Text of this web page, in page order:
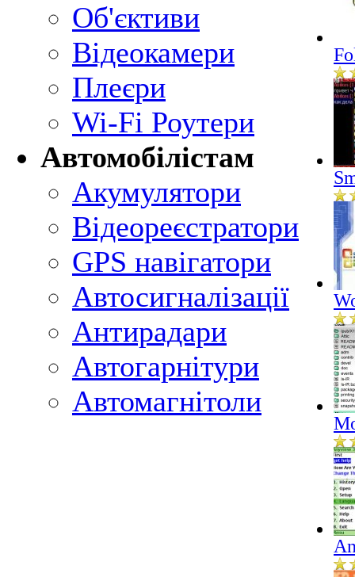
Об'єктиви
Відеокамери
Плеєри
Wi-Fi Роутери
Автомобілістам
Акумулятори
Відеореєстратори
GPS навігатори
Автосигналізації
Антирадари
Автогарнітури
Автомагнітоли